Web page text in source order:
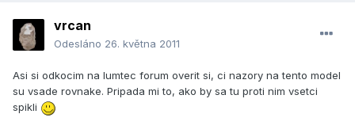
vrcan
Odesláno 26. května 2011
Asi si odkocim na lumtec forum overit si, ci nazory na tento model
su vsade rovnake. Pripada mi to, ako by sa tu proti nim vsetci
spikli